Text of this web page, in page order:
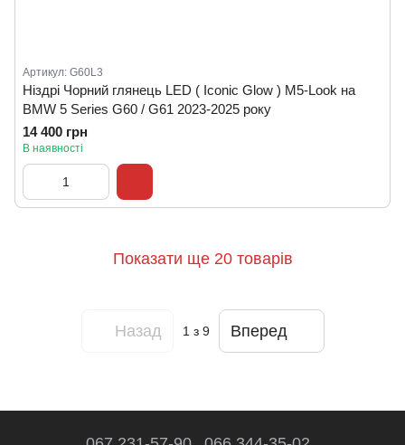
Артикул: G60L3
Ніздрі Чорний глянець LED ( Iconic Glow ) M5-Look на
BMW 5 Series G60 / G61 2023-2025 року
14 400 грн
В наявності
Показати ще 20 товарів
Назад 1 з 9 Вперед